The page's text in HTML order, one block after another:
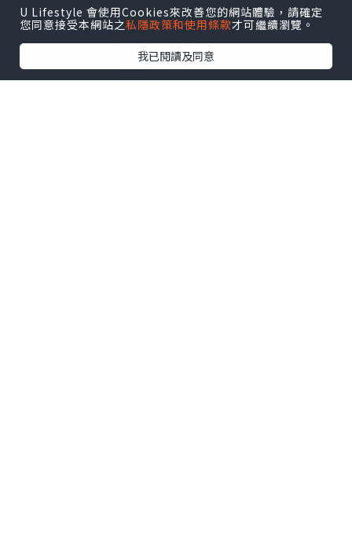
U Lifestyle 會使用Cookies來改善您的網站體驗，請確定
您同意接受本網站之私隱政策和使用條款才可繼續瀏覽。
我已閱讀及同意